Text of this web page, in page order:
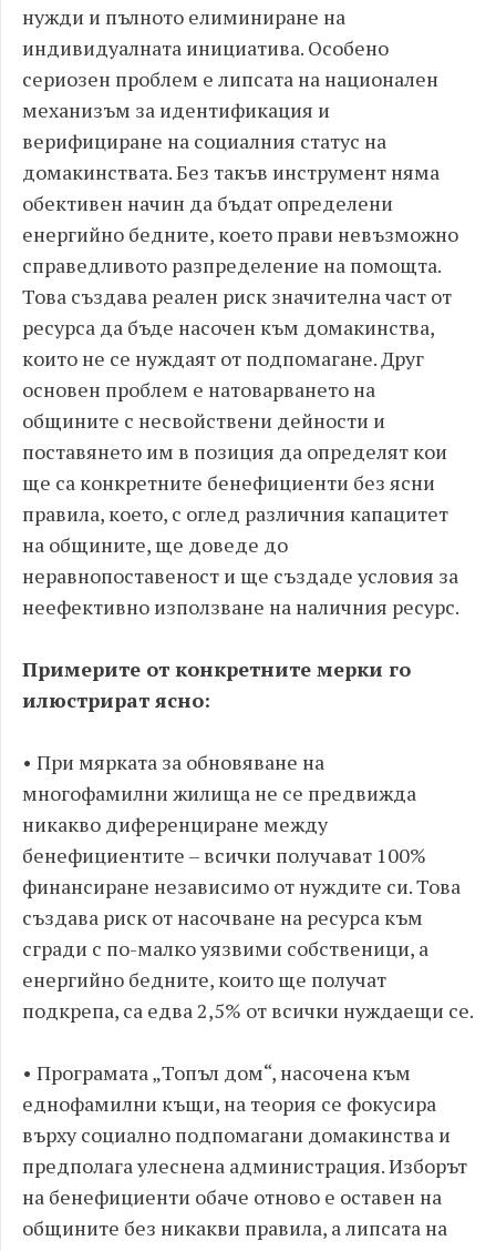
нужди и пълното елиминиране на
индивидуалната инициатива. Особено
сериозен проблем е липсата на национален
механизъм за идентификация и
верифициране на социалния статус на
домакинствата. Без такъв инструмент няма
обективен начин да бъдат определени
енергийно бедните, което прави невъзможно
справедливото разпределение на помощта.
Това създава реален риск значителна част от
ресурса да бъде насочен към домакинства,
които не се нуждаят от подпомагане. Друг
основен проблем е натоварването на
общините с несвойствени дейности и
поставянето им в позиция да определят кои
ще са конкретните бенефициенти без ясни
правила, което, с оглед различния капацитет
на общините, ще доведе до
неравнопоставеност и ще създаде условия за
неефективно използване на наличния ресурс.
Примерите от конкретните мерки го
илюстрират ясно:
• При мярката за обновяване на
многофамилни жилища не се предвижда
никакво диференциране между
бенефициентите – всички получават 100%
финансиране независимо от нуждите си. Това
създава риск от насочване на ресурса към
сгради с по-малко уязвими собственици, а
енергийно бедните, които ще получат
подкрепа, са едва 2,5% от всички нуждаещи се.
• Програмата „Топъл дом“, насочена към
еднофамилни къщи, на теория се фокусира
върху социално подпомагани домакинства и
предполага улеснена администрация. Изборът
на бенефициенти обаче отново е оставен на
общините без никакви правила, а липсата на